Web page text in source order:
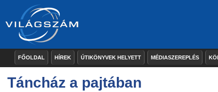
FŐOLDAL HÍREK ÚTIKÖNYVEK HELYETT MÉDIASZEREPLÉS
Táncház a pajtában